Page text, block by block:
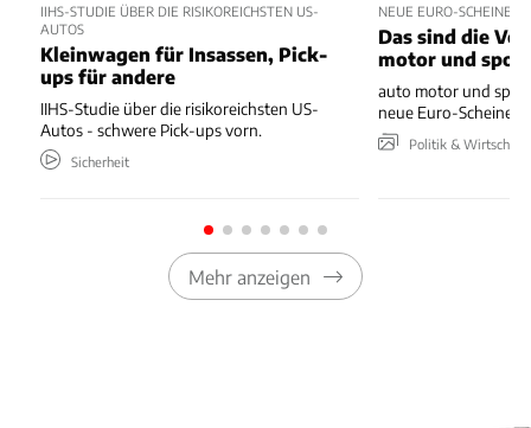
IIHS-STUDIE ÜBER DIE RISIKOREICHSTEN US-
AUTOS
Kleinwagen für Insassen, Pick-
ups für andere
IIHS-Studie über die risikoreichsten US-
Autos - schwere Pick-ups vorn.
Sicherheit
NEUE EURO-SCHEINE
Das sind die
motor und sport
auto motor und
neue Euro-Scheine
Politik & Wirtschaft
Mehr anzeigen